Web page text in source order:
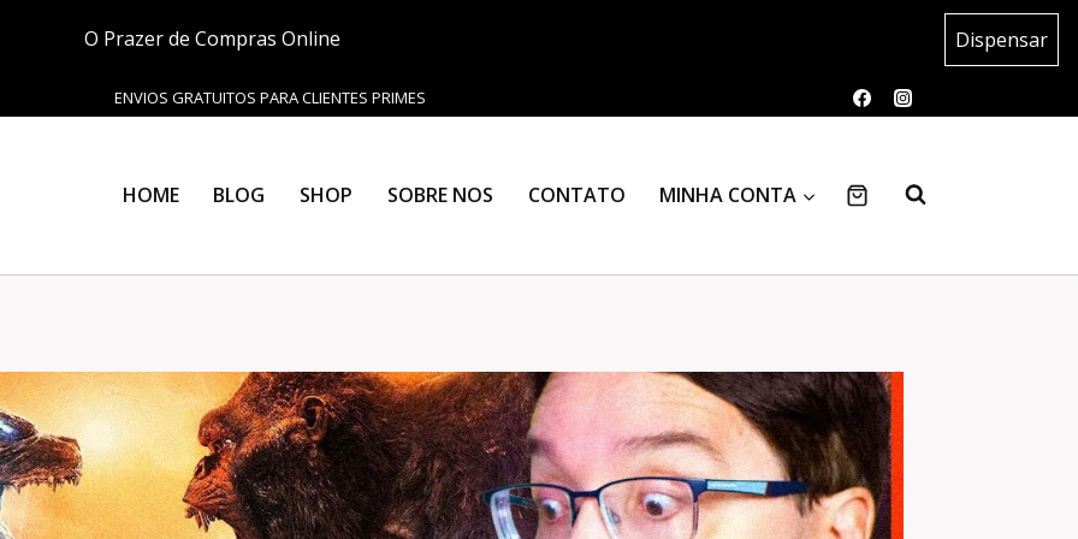
O Prazer de Compras Online Dispensar
ENVIOS GRATUITOS PARA CLIENTES PRIMES
HOME BLOG SHOP SOBRE NOS CONTATO MINHA CONTA